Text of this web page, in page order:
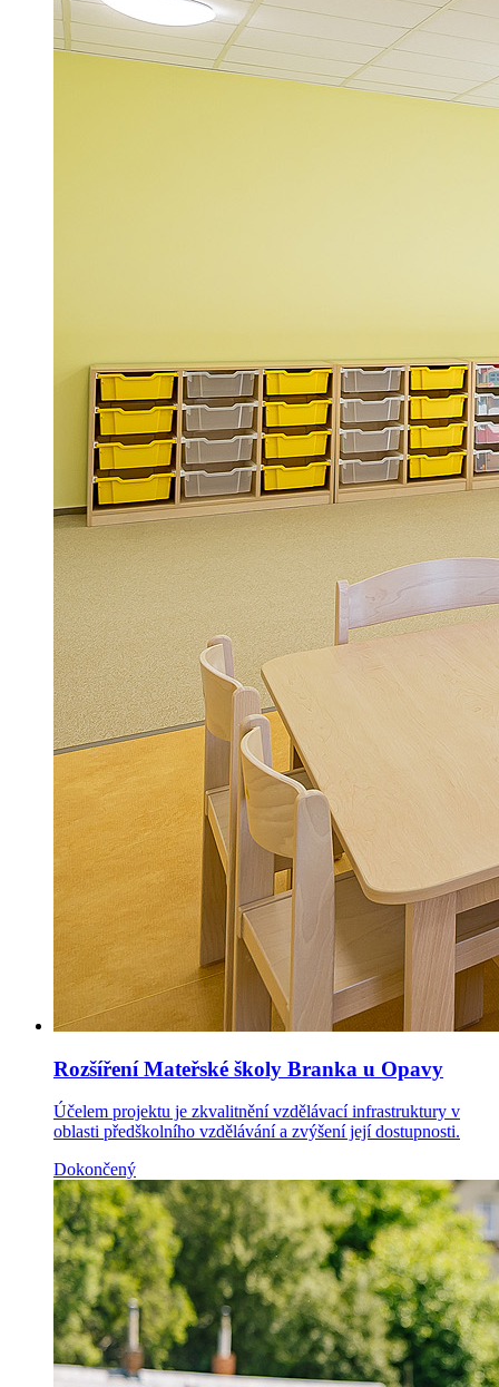
Rozšíření Mateřské školy Branka u Opavy
Účelem projektu je zkvalitnění vzdělávací infrastruktury v
oblasti předškolního vzdělávání a zvýšení její dostupnosti.
Dokončený